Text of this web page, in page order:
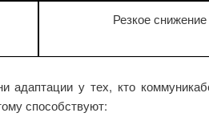
Резкое
адаптации у тех, кто
способствуют: